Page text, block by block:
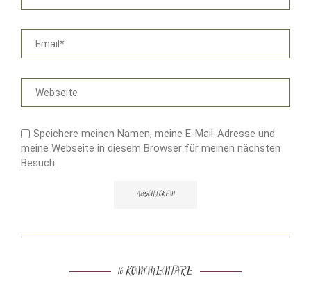
Speichere meinen Namen, meine E-Mail-Adresse und
meine Webseite in diesem Browser für meinen nächsten
Besuch.
16 KOMMENTARE